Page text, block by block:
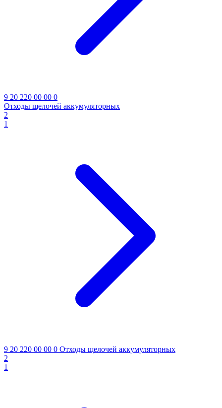
9 20 220 00 00 0
Отходы щелочей аккумуляторных
2
1
9 20 220 00 00 0 Отходы щелочей аккумуляторных
2
1